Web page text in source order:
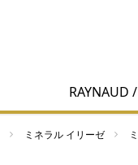
RAYNAUD
ミネラル イリーゼ